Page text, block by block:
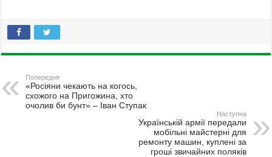
Попередня
«Росіяни чекають на когось,
схожого на Пригожина, хто
очолив би бунт» – Іван Ступак
Наступна
Українській армії передали
мобільні майстерні для
ремонту машин, куплені за
гроші звичайних поляків